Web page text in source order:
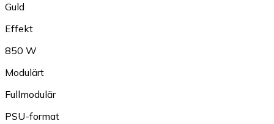
Guld
Effekt
850 W
Modulärt
Fullmodulär
PSU-format